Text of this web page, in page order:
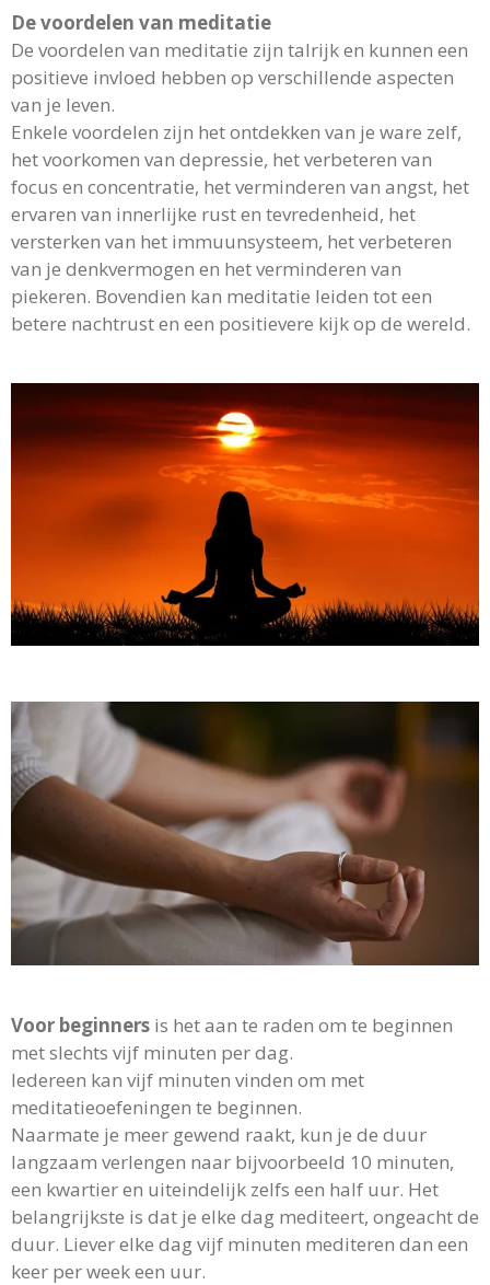
De voordelen van meditatie
De voordelen van meditatie zijn talrijk en kunnen een
positieve invloed hebben op verschillende aspecten
van je leven.
Enkele voordelen zijn het ontdekken van je ware zelf,
het voorkomen van depressie, het verbeteren van
focus en concentratie, het verminderen van angst, het
ervaren van innerlijke rust en tevredenheid, het
versterken van het immuunsysteem, het verbeteren
van je denkvermogen en het verminderen van
piekeren. Bovendien kan meditatie leiden tot een
betere nachtrust en een positievere kijk op de wereld.
Voor beginners is het aan te raden om te beginnen
met slechts vijf minuten per dag.
Iedereen kan vijf minuten vinden om met
meditatieoefeningen te beginnen.
Naarmate je meer gewend raakt, kun je de duur
langzaam verlengen naar bijvoorbeeld 10 minuten,
een kwartier en uiteindelijk zelfs een half uur. Het
belangrijkste is dat je elke dag mediteert, ongeacht de
duur. Liever elke dag vijf minuten mediteren dan een
keer per week een uur.